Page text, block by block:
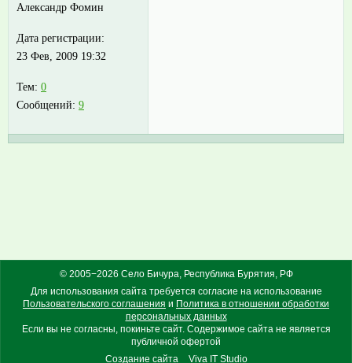
Александр Фомин
Дата регистрации:
23 Фев, 2009 19:32
Тем: 0
Сообщений: 9
© 2005−2026 Село Бичура, Республика Бурятия, РФ
Для использования сайта требуется согласие на использование
Пользовательского соглашения и Политика в отношении обработки
персональных данных
Если вы не согласны, покиньте сайт. Содержимое сайта не является
публичной офертой
Создание сайта
Viva IT Studio